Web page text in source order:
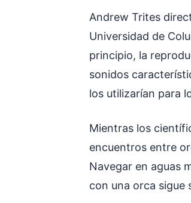
Andrew Trites
Universidad de
principio, la
sonidos
los utilizarían para
Mientras los
encuentros entre
Navegar en aguas
con una orca sigue